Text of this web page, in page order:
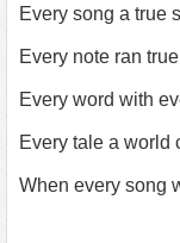
Every song a true
Every note ran
Every word with
Every tale a world
When every song